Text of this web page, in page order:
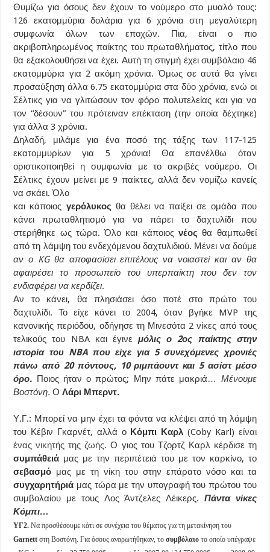
Θυμίζω για όσους δεν έχουν το νούμερο στο μυαλό τους:
126 εκατομμύρια δολάρια για 6 χρόνια στη μεγαλύτερη
συμφωνία όλων των εποχών. Πια, είναι ο πιο
ακριβοπληρωμένος παίκτης του πρωταθλήματος, τίτλο που
θα εξακολουθήσει να έχει. Αυτή τη στιγμή έχει συμβόλαιο 46
εκατομμύρια για 2 ακόμη χρόνια. Όμως σε αυτά θα γίνει
προσαύξηση άλλα 6.75 εκατομμύρια στα δύο χρόνια, ενώ οι
Σέλτικς για να γλιτώσουν τον φόρο πολυτελείας και για να
τον “δέσουν” του πρότειναν επέκταση (την οποία δέχτηκε)
για άλλα 3 χρόνια.
Δηλαδή, μιλάμε για ένα ποσό της τάξης των 117-125
εκατομμυρίων για 5 χρόνια! Θα επανέλθω όταν
οριστικοποιηθεί η συμφωνία με το ακριβές νούμερο. Οι
Σέλτικς έχουν μείνει με 9 παίκτες, αλλά δεν νομίζω κανείς
να σκάει. Όλο
και κάποιος γερόλυκος θα θέλει να παίξει σε ομάδα που
κάνει πρωταθλητισμό για να πάρει το δαχτυλίδι που
στερήθηκε ως τώρα. Όλο και κάποιοςνέος θα θαμπωθεί
από τη λάμψη του ενδεχόμενου δαχτυλιδιού. Μένει να δούμε
αν ο KG θα αποφασίσει επιτέλους να νοιαστεί και αν θα
αφαιρέσει το προσωπείο του υπερπαίκτη που δεν τον
ενδιαφέρει να κερδίζει.
Αν το κάνει, θα πλησιάσει όσο ποτέ στο πρώτο του
δαχτυλίδι. Το είχε κάνει το 2004, όταν βγήκε MVP της
κανονικής περιόδου, οδήγησε τη Μινεσότα 2 νίκες από τους
τελικούς του NBA και έγινεμόλις ο 2ος παίκτης στην
ιστορία του NBA που είχε για 5 συνεχόμενες χρονιές
πάνω από 20 πόντους, 10 ριμπάουντ και 5 ασίστ μέσο
όρο. Ποιος ήταν ο πρώτος; Μην πάτε μακριά… Μένουμε
Βοστόνη. ΟΛάρι Μπερντ.
Υ.Γ.: Μπορεί να μην έχει τα φόντα να κλέψει από τη λάμψη
του Κέβιν Γκαρνέτ, αλλά ο Κόμπι Καρλ (Coby Karl) είναι
ένας νικητής της ζωής.Ο γιος του Τζορτζ Καρλ κέρδισε τη
συμπάθειά μας με την περιπέτειά του με τον καρκίνο, το
σεβασμό μας με τη νίκη του στην επάρατο νόσο και τα
συγχαρητήριά μας τώρα με την υπογραφή του πρώτου του
συμβολαίου με τους Λος Άντζελες Λέικερς. Πάντα νίκες
Κόμπι…
ΥΓ2. Να προσθέσουμε κάτι σε συνέχεια του θέματος για τη μετακίνηση του
Garnett στη Βοστόνη. Για όσους αναρωτήθηκαν, τοσυμβόλαιο το οποίο υπέγραψε